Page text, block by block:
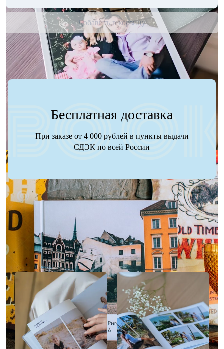
Добавить в корзину
Бесплатная доставка
При заказе от 4 000 рублей в пункты выдачи
СДЭК по всей России
Наше портфолио